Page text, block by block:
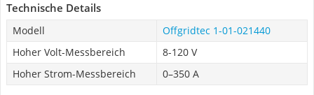
Technische Details
Modell
Offgridtec ‎1-01-021440
Hoher Volt-Messbereich
8-120 V
Hoher Strom-Messbereich
0–350 A